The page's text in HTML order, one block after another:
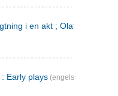
i en akt ; Olaf Liljekrans :
Early plays (engelsk)